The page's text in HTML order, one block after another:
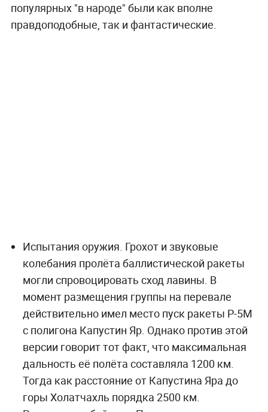
популярных "в народе" были как вполне
правдоподобные, так и фантастические.
Испытания оружия. Грохот и звуковые
колебания пролёта баллистической ракеты
могли спровоцировать сход лавины. В
момент размещения группы на перевале
действительно имел место пуск ракеты Р-5М
с полигона Капустин Яр. Однако против этой
версии говорит тот факт, что максимальная
дальность её полёта составляла 1200 км.
Тогда как расстояние от Капустина Яра до
горы Холатчахль порядка 2500 км.